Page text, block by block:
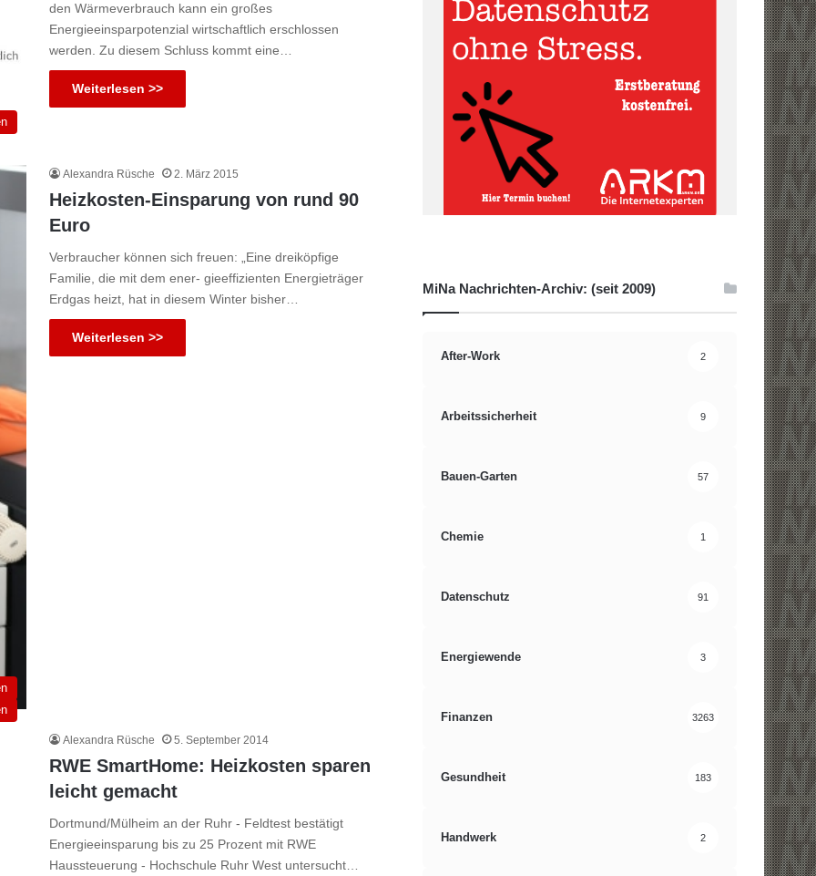
den Wärmeverbrauch kann ein großes
Energieeinsparpotenzial wirtschaftlich erschlossen
werden. Zu diesem Schluss kommt eine…
Weiterlesen >>
Alexandra Rüsche 2. März 2015
Heizkosten-Einsparung von rund 90
Euro
Verbraucher können sich freuen: „Eine dreiköpfige
Familie, die mit dem ener- gieeffizienten Energieträger
Erdgas heizt, hat in diesem Winter bisher…
Weiterlesen >>
Alexandra Rüsche 5. September 2014
RWE SmartHome: Heizkosten sparen
leicht gemacht
Dortmund/Mülheim an der Ruhr - Feldtest bestätigt
Energieeinsparung bis zu 25 Prozent mit RWE
Haussteuerung - Hochschule Ruhr West untersucht…
MiNa Nachrichten-Archiv: (seit 2009)
After-Work 2
Arbeitssicherheit 9
Bauen-Garten 57
Chemie 1
Datenschutz 91
Energiewende 3
Finanzen 3263
Gesundheit 183
Handwerk 2